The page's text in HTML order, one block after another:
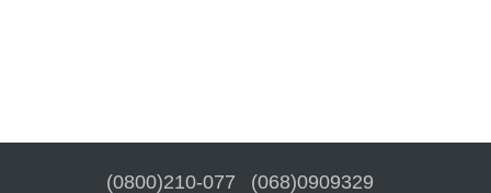
(0800)210-077 (068)0909329